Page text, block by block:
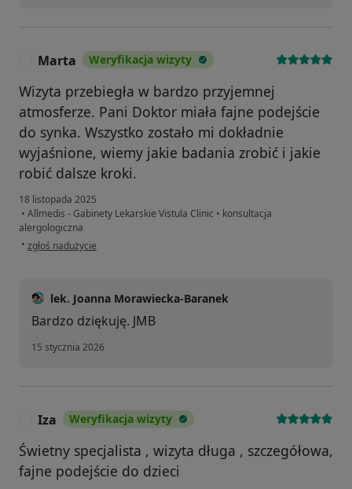
Marta Weryfikacja wizyty
Wizyta przebiegła w bardzo przyjemnej
atmosferze. Pani Doktor miała fajne podejście
do synka. Wszystko zostało mi dokładnie
wyjaśnione, wiemy jakie badania zrobić i jakie
robić dalsze kroki.
18 listopada 2025
• Allmedis - Gabinety Lekarskie Vistula Clinic • konsultacja
alergologiczna
• w opinii użytkownika Marta
zgłoś nadużycie
lek. Joanna Morawiecka-Baranek
Bardzo dziękuję. JMB
15 stycznia 2026
Iza Weryfikacja wizyty
Świetny specjalista , wizyta długa , szczegółowa,
fajne podejście do dzieci